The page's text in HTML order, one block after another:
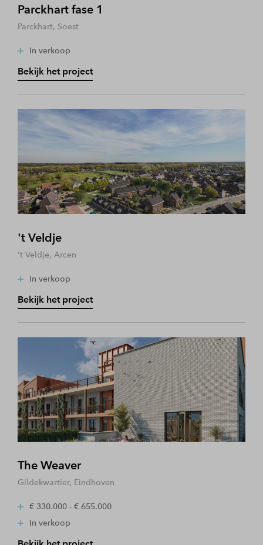
Parckhart fase 1
Parckhart, Soest
In verkoop
Bekijk het project
't Veldje
't Veldje, Arcen
In verkoop
Bekijk het project
The Weaver
Gildekwartier, Eindhoven
€ 330.000 - € 655.000
In verkoop